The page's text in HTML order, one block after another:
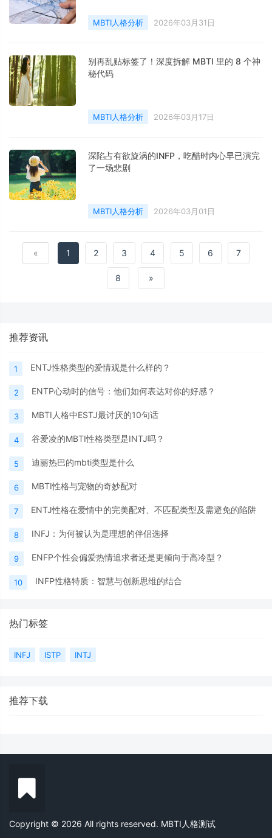
MBTI人格分析 2026年03月31日
别再乱贴标签了！深度拆解 MBTI 里的 8 个神
秘代码
MBTI人格分析 2026年03月17日
深陷占有欲旋涡的INFP，吃醋时内心早已演完
了一场悲剧
MBTI人格分析 2026年03月01日
« 1 2 3 4 5 6 7
8 »
推荐资讯
1 ENTJ性格类型的爱情观是什么样的？
2 ENTP心动时的信号：他们如何表达对你的好感？
3 MBTI人格中ESTJ最讨厌的10句话
4 谷爱凌的MBTI性格类型是INTJ吗？
5 迪丽热巴的mbti类型是什么
6 MBTI性格与宠物的奇妙配对
7 ENTJ性格在爱情中的完美配对、不匹配类型及需避免的陷阱
8 INFJ：为何被认为是理想的伴侣选择
9 ENFP个性会偏爱热情追求者还是更倾向于高冷型？
10 INFP性格特质：智慧与创新思维的结合
热门标签
INFJ ISTP INTJ
推荐下载
Copyright © 2026 All rights reserved. MBTI人格测试